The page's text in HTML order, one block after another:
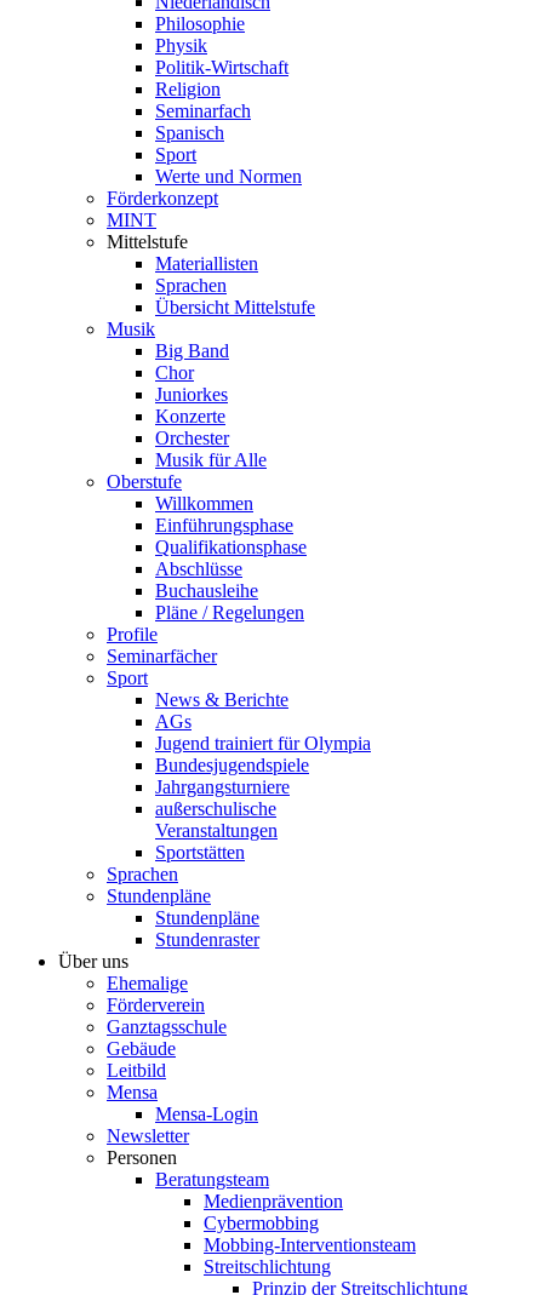
Philosophie
Physik
Politik-Wirtschaft
Religion
Seminarfach
Spanisch
Sport
Werte und Normen
Förderkonzept
MINT
Mittelstufe
Materiallisten
Sprachen
Übersicht Mittelstufe
Musik
Big Band
Chor
Juniorkes
Konzerte
Orchester
Musik für Alle
Oberstufe
Willkommen
Einführungsphase
Qualifikationsphase
Abschlüsse
Buchausleihe
Pläne / Regelungen
Profile
Seminarfächer
Sport
News & Berichte
AGs
Jugend trainiert für Olympia
Bundesjugendspiele
Jahrgangsturniere
außerschulische
Veranstaltungen
Sportstätten
Sprachen
Stundenpläne
Stundenpläne
Stundenraster
Über uns
Ehemalige
Förderverein
Ganztagsschule
Gebäude
Leitbild
Mensa
Mensa-Login
Newsletter
Personen
Beratungsteam
Medienprävention
Cybermobbing
Mobbing-Interventionsteam
Streitschlichtung
Prinzip der Streitschlichtung